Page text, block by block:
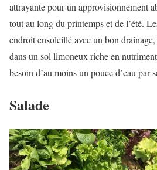
attrayante pour un approvisionnement
tout au long du printemps et de l’été.
endroit ensoleillé avec un bon
dans un sol limoneux riche en
besoin d’au moins un pouce d’eau par
Salade